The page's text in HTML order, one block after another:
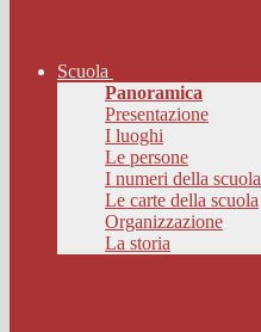
Scuola
Panoramica
Presentazione
I luoghi
Le persone
I numeri della scuola
Le carte della scuola
Organizzazione
La storia